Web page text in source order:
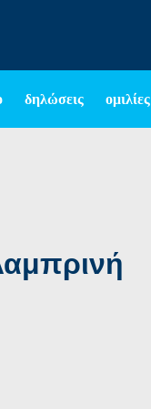
δηλώσεις ομιλίες